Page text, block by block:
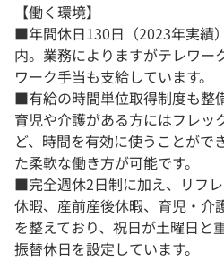
【働く環境】
■年間休日130日（2023年実績
内。業務によりますがテレワー
ワーク手当も支給しています。
■有給の時間単位取得制度も整
育児や介護がある方にはフレッ
ど、時間を有効に使うことがで
た柔軟な働き方が可能です。
■完全週休2日制に加え、リフ
休暇、産前産後休暇、育児・介
を整えており、祝日が土曜日と
振替休日を設定しています。